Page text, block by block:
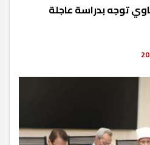
توجه بدراسة عاجلة